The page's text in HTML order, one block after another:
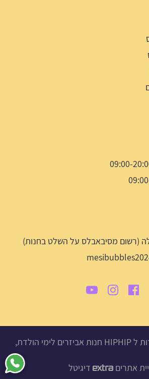
© כל הזכויות שמורות ל HIPHIP חנות אביזרים לימי הולדת,
אתרים
דיגיטל